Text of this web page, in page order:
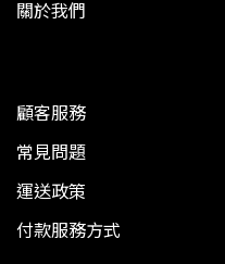
關於我們
顧客服務
常見問題
運送政策
付款服務方式